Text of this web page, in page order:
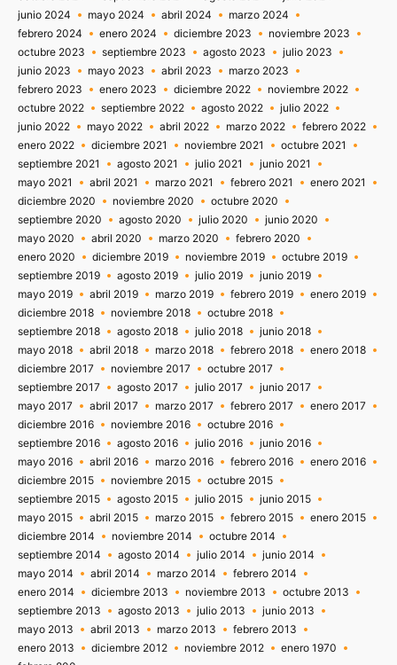
junio 2024
mayo 2024 abril 2024
marzo 2024
febrero 2024
enero 2024 diciembre 2023
noviembre 2023
octubre 2023
septiembre 2023 agosto 2023
julio 2023
junio 2023
mayo 2023 abril 2023
marzo 2023
febrero 2023
enero 2023 diciembre 2022
noviembre 2022
octubre 2022
septiembre 2022 agosto 2022
julio 2022
junio 2022
mayo 2022 abril 2022 marzo 2022
febrero 2022
enero 2022
diciembre 2021 noviembre 2021
octubre 2021
septiembre 2021
agosto 2021 julio 2021
junio 2021
mayo 2021
abril 2021 marzo 2021 febrero 2021
enero 2021
diciembre 2020
noviembre 2020
octubre 2020
septiembre 2020
agosto 2020 julio 2020
junio 2020
mayo 2020
abril 2020 marzo 2020
febrero 2020
enero 2020
diciembre 2019 noviembre 2019
octubre 2019
septiembre 2019
agosto 2019 julio 2019
junio 2019
mayo 2019
abril 2019 marzo 2019 febrero 2019
enero 2019
diciembre 2018
noviembre 2018
octubre 2018
septiembre 2018
agosto 2018 julio 2018
junio 2018
mayo 2018
abril 2018 marzo 2018 febrero 2018
enero 2018
diciembre 2017
noviembre 2017
octubre 2017
septiembre 2017
agosto 2017 julio 2017
junio 2017
mayo 2017
abril 2017 marzo 2017 febrero 2017
enero 2017
diciembre 2016
noviembre 2016
octubre 2016
septiembre 2016
agosto 2016 julio 2016
junio 2016
mayo 2016
abril 2016 marzo 2016 febrero 2016
enero 2016
diciembre 2015
noviembre 2015
octubre 2015
septiembre 2015
agosto 2015 julio 2015
junio 2015
mayo 2015
abril 2015 marzo 2015 febrero 2015
enero 2015
diciembre 2014
noviembre 2014
octubre 2014
septiembre 2014
agosto 2014 julio 2014
junio 2014
mayo 2014
abril 2014 marzo 2014
febrero 2014
enero 2014
diciembre 2013 noviembre 2013
octubre 2013
septiembre 2013
agosto 2013 julio 2013
junio 2013
mayo 2013
abril 2013 marzo 2013
febrero 2013
enero 2013
diciembre 2012 noviembre 2012
enero 1970